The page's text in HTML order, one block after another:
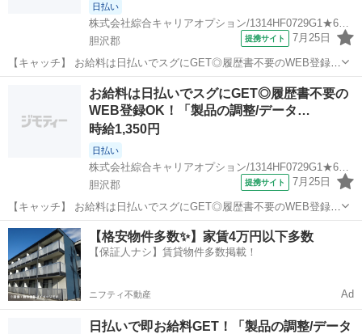
日払い
株式会社綜合キャリアオプション/1314HF0729G1★64-N
胆沢郡
提携サイト 7月25日
【キャッチ】 お給料は日払いでスグにGET◎履歴書不要のWEB登録
OK！「製品の調整/データ入力」高時給1350円！六原周辺！20代～40
代のスタッフが多数活躍中★ 【コメント】 ＼大手人材派遣会社で働き
ませんか♪／ 「...
一般事務
お給料は日払いでスグにGET◎履歴書不要の
WEB登録OK！「製品の調整/データ…
時給1,350円
日払い
株式会社綜合キャリアオプション/1314HF0729G1★65-N
胆沢郡
提携サイト 7月25日
【キャッチ】 お給料は日払いでスグにGET◎履歴書不要のWEB登録
OK！「製品の調整/データ入力」高時給1350円！六原周辺！20代～40
代のスタッフが多数活躍中★ 【コメント】 製造のお仕事をお探しの方
必見！ 「経験な...
岩手 胆沢郡 一般事務
【格安物件多数✨】家賃4万円以下多数
【保証人ナシ】賃貸物件多数掲載！
ニフティ不動産 Ad
日払いで即お給料GET！「製品の調整/データ